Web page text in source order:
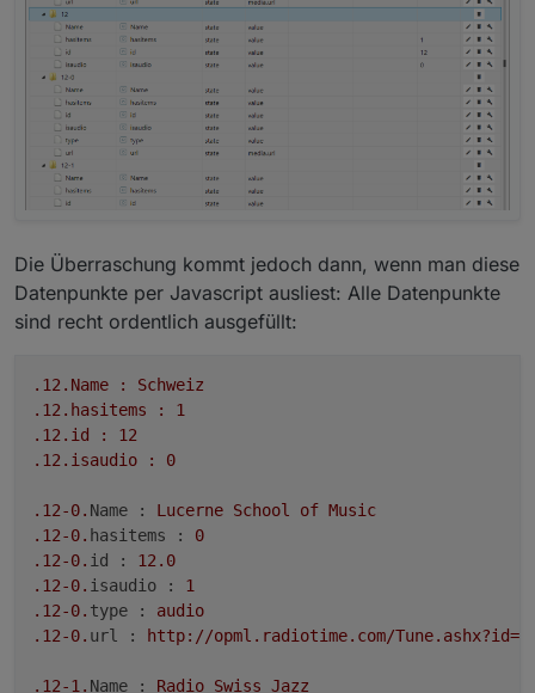
Die Überraschung kommt jedoch dann, wenn man diese
Datenpunkte per Javascript ausliest: Alle Datenpunkte
sind recht ordentlich ausgefüllt:
.12 .Name :
Schweiz
.12 .hasitems :
1
.12 .id :
12
.12 .isaudio : 0
.12-0. Name : Lucerne School of Music
.12-0. hasitems :
0
.12-0. id :
12.0
.12-0. isaudio :
1
.12-0. type :
audio
.12-0. url : http://opml.radiotime.com/
.12-1. Name : Radio Swiss Jazz